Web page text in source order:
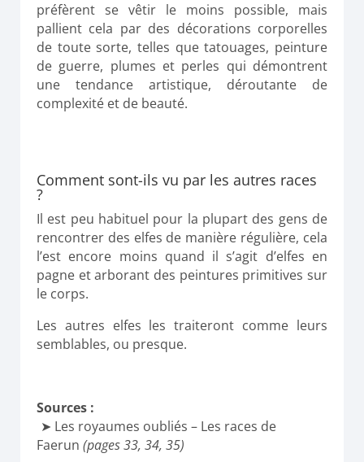
préfèrent se vêtir le moins possible, mais
pallient cela par des décorations corporelles
de toute sorte, telles que tatouages, peinture
de guerre, plumes et perles qui démontrent
une tendance artistique, déroutante de
complexité et de beauté.
Comment sont-ils vu par les autres races
?
Il est peu habituel pour la plupart des gens de
rencontrer des elfes de manière régulière, cela
l’est encore moins quand il s’agit d’elfes en
pagne et arborant des peintures primitives sur
le corps.
Les autres elfes les traiteront comme leurs
semblables, ou presque.
Sources :
Les royaumes oubliés – Les races de
Faerun (pages 33, 34, 35)